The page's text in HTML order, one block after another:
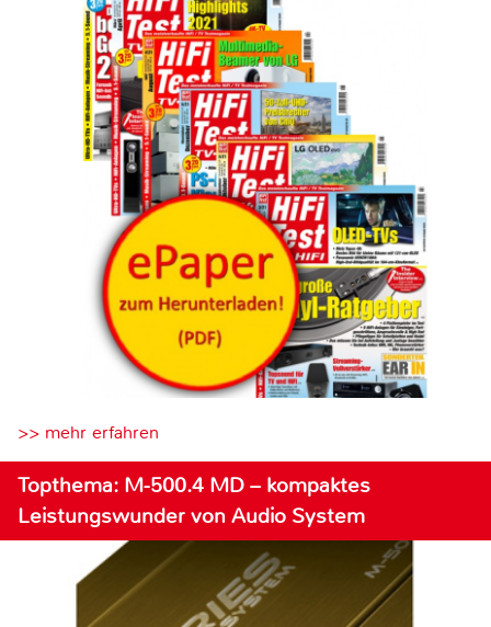
>> mehr erfahren
Topthema: M-500.4 MD – kompaktes
Leistungswunder von Audio System